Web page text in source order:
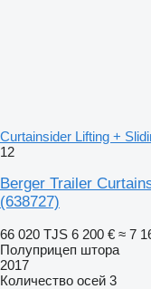
Curtainsider Lifting +
12
Berger Trailer
(638727)
66 020 TJS 6 200 € ≈ 7
Полуприцеп штора
2017
Количество осей 3